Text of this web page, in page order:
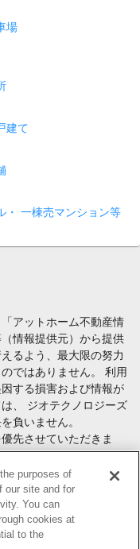
場
建て
・ 一棟売マンション等
アットホーム不動産情
情報提供元）から提供
るよう、最大限の努力
ではありません。 利用
する損害および情報が
、 ジオテクノロジーズ
負いません。
先させていただきま
ます）の際には、内容
分な説明を受け、ご自
不動産業務ソリューシ
こちら
purposes of
our site and for
You can
cookies at
to the